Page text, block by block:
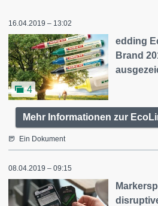
16.04.2019 – 13:02
4
edding
Brand
Mehr Informationen zur
Ein Dokument
08.04.2019 – 09:15